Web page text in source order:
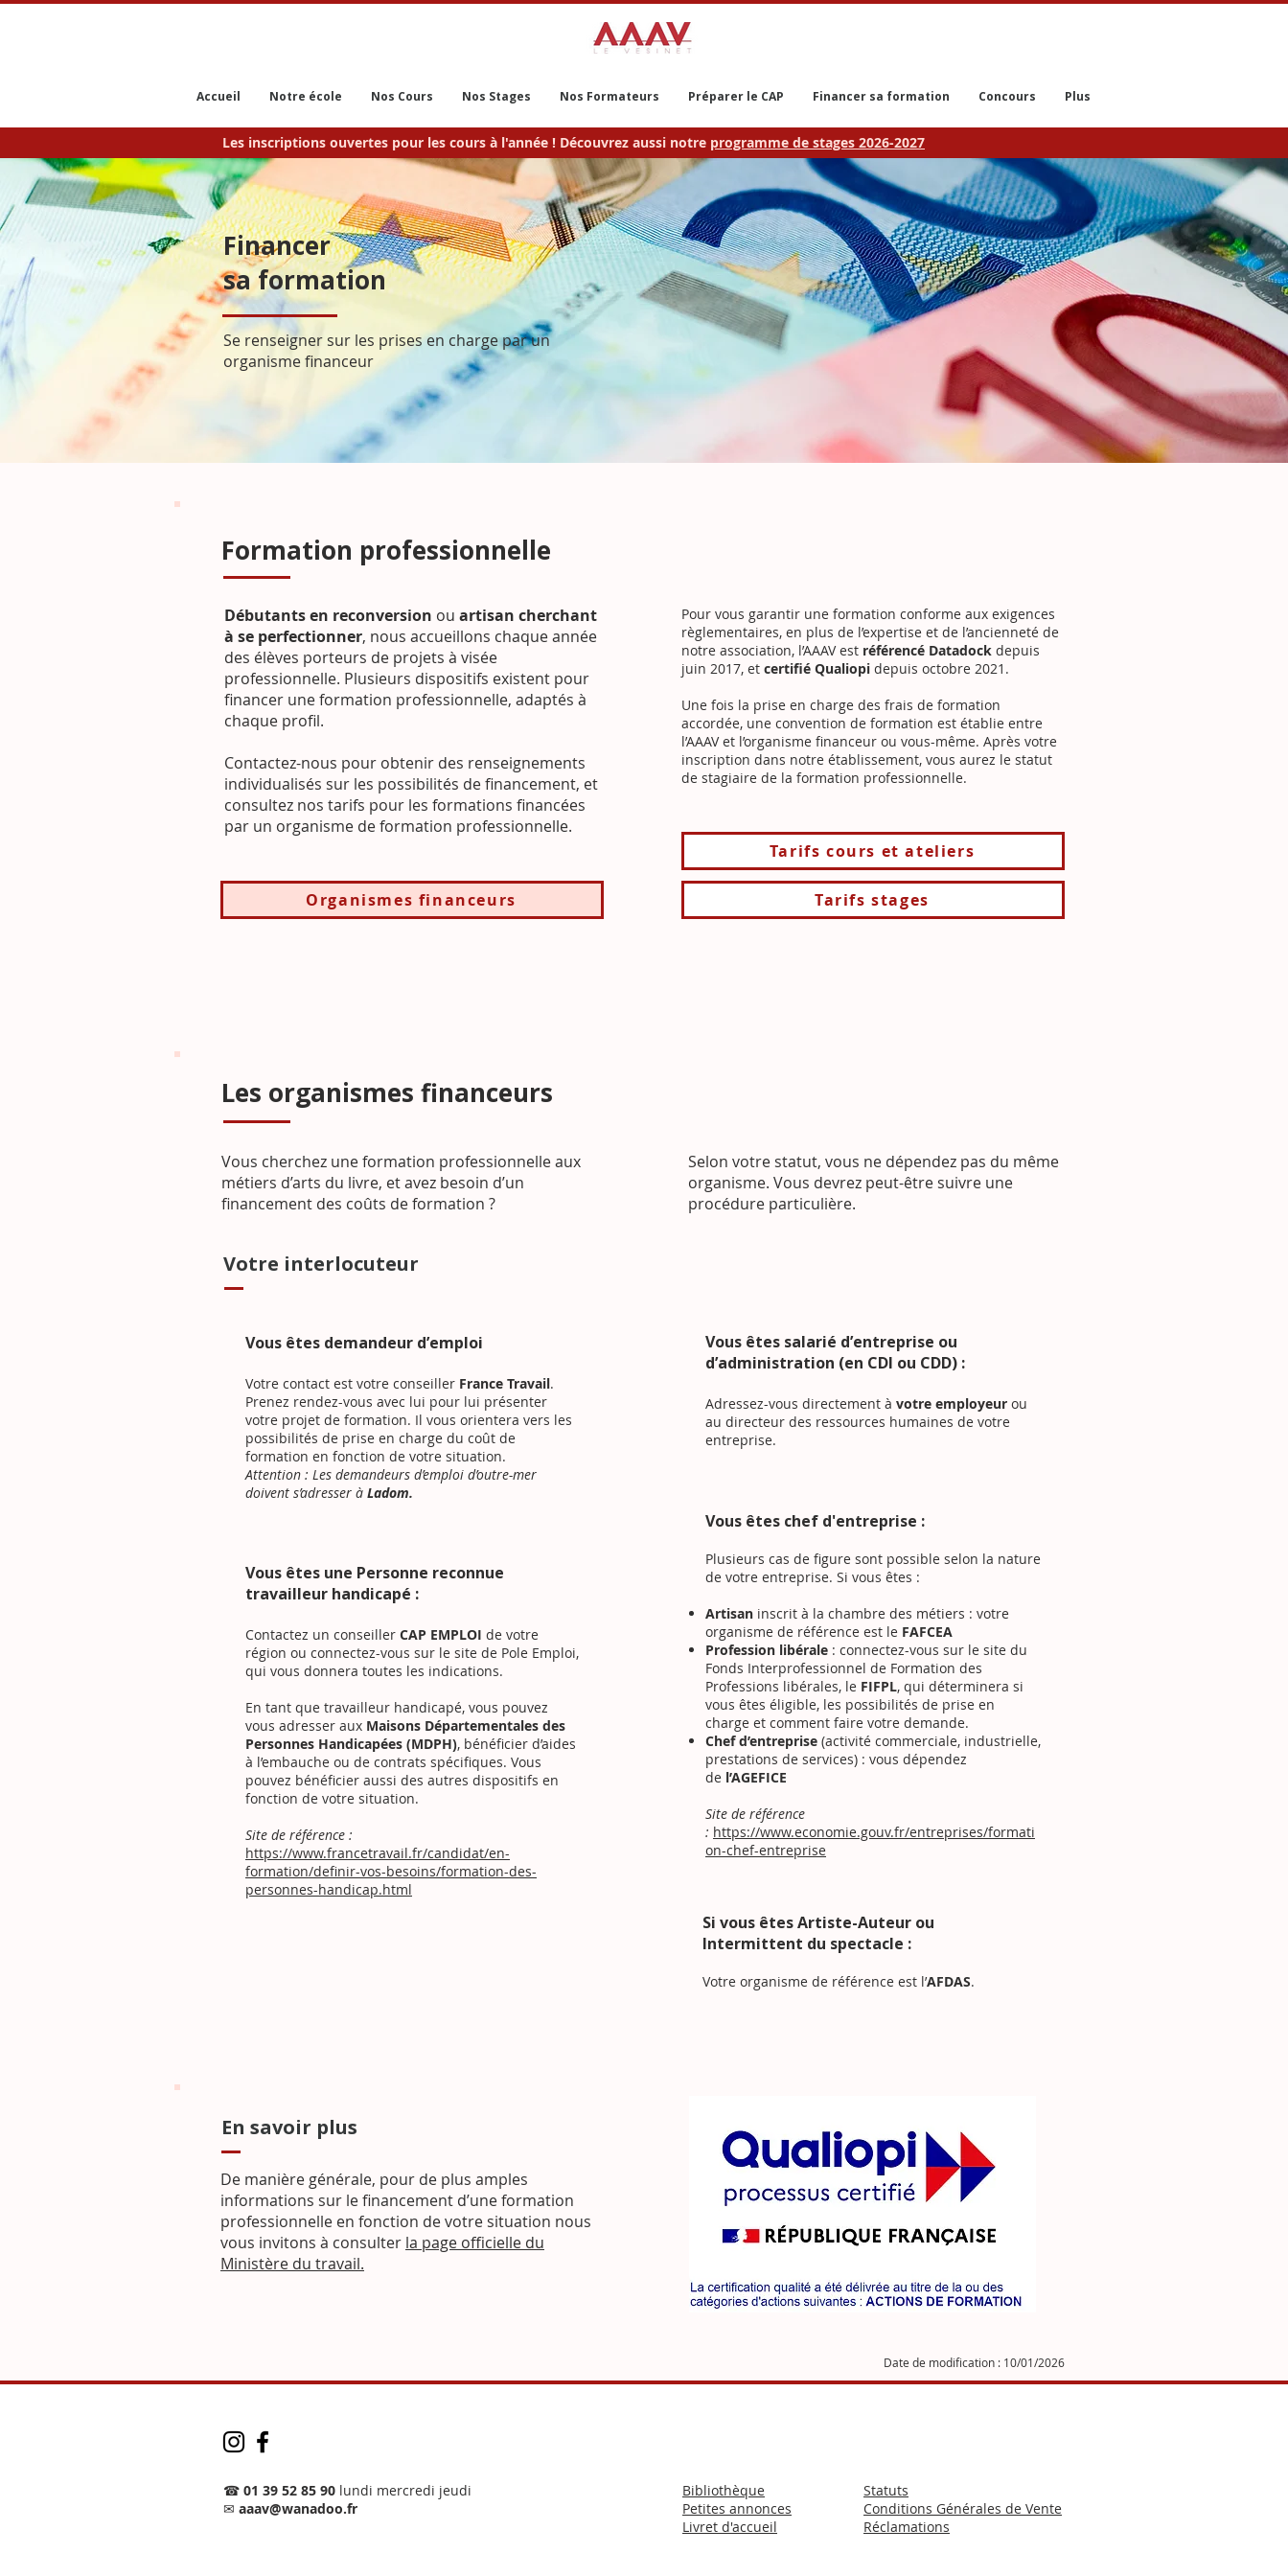
Accueil Notre école Nos Cours Nos Stages Nos Formateurs Préparer le CAP Financer sa formation Concours Plus
Les inscriptions ouvertes pour les cours à l'année ! Découvrez aussi notre programme de stages 2026-2027
Financer
sa formation
Se renseigner sur les prises en charge par un
organisme financeur
Formation professionnelle
Débutants en reconversion ou artisan cherchant
à se perfectionner, nous accueillons chaque année
des élèves porteurs de projets à visée
professionnelle. Plusieurs dispositifs existent pour
financer une formation professionnelle​, adaptés à
chaque profil.
Contactez-nous pour obtenir des renseignements
individualisés sur les possibilités de financement, et
consultez nos tarifs pour les formations financées
par un organisme de formation professionnelle.
Organismes financeurs
Pour vous garantir une formation conforme aux exigences
règlementaires, en plus de l’expertise et de l’ancienneté de
notre association, l’AAAV est référencé Datadock depuis
juin 2017, et certifié Qualiopi depuis octobre 2021.​
Une fois la prise en charge des frais de formation
accordée, une convention de formation est établie entre
l’AAAV et l’organisme financeur ou vous-même. Après votre
inscription dans notre établissement, vous aurez le statut
de stagiaire de la formation professionnelle.
Tarifs cours et ateliers
Tarifs stages
Selon votre statut, vous ne dépendez pas du même
organisme. Vous devrez peut-être suivre une
procédure particulière.
Votre interlocuteur
Vous êtes salarié d’entreprise ou
d’administration (en CDI ou CDD) :
Adressez-vous directement à votre employeur ou
au directeur des ressources humaines de votre
entreprise.
​Vous êtes chef d'entreprise :
Plusieurs cas de figure sont possible selon la nature
de votre entreprise. Si vous êtes :
Artisan inscrit à la chambre des métiers : votre
organisme de référence est le FAFCEA
Profession libérale : connectez-vous sur le site du
Fonds Interprofessionnel de Formation des
Professions libérales, le FIFPL, qui déterminera si
vous êtes éligible, les possibilités de prise en
charge et comment faire votre demande.
Chef d’entreprise (activité commerciale, industrielle,
prestations de services) : vous dépendez
de l’AGEFICE
Site de référence
: https://www.economie.gouv.fr/entreprises/formati
on-chef-entreprise
Si vous êtes Artiste-Auteur ou
Intermittent du spectacle :
Votre organisme de référence est l’AFDAS.
Les organismes financeurs
Vous cherchez une formation professionnelle aux
métiers d’arts du livre, et avez besoin d’un
financement des coûts de formation ?
Vous êtes demandeur d’emploi
Votre contact est votre conseiller France Travail.
Prenez rendez-vous avec lui pour lui présenter
votre projet de formation. Il vous orientera vers les
possibilités de prise en charge du coût de
formation en fonction de votre situation.
Attention : Les demandeurs d’emploi d’outre-mer
doivent s’adresser à Ladom.
Vous êtes une Personne reconnue
travailleur handicapé :
Contactez un conseiller CAP EMPLOI de votre
région ou connectez-vous sur le site de Pole Emploi,
qui vous donnera toutes les indications.
En tant que travailleur handicapé, vous pouvez
vous adresser aux Maisons Départementales des
Personnes Handicapées (MDPH), bénéficier d’aides
à l’embauche ou de contrats spécifiques. Vous
pouvez bénéficier aussi des autres dispositifs en
fonction de votre situation.
Site de référence :
https://www.francetravail.fr/candidat/en-
formation/definir-vos-besoins/formation-des-
personnes-handicap.html
En savoir plus
De manière générale, pour de plus amples
informations sur le financement d’une formation
professionnelle en fonction de votre situation nous
vous invitons à consulter la page officielle du
Ministère du travail.
Date de modification : 10/01/2026
☎ 01 39 52 85 90 lundi mercredi jeudi
✉ aaav@wanadoo.fr
Bibliothèque
Petites annonces
Livret d'accueil
Statuts
Conditions Générales de Vente
Réclamations